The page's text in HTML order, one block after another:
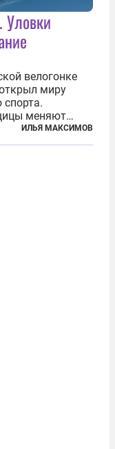
велогонке
миру
меняют
За
и
ИЛЬЯ МАКСИМОВ